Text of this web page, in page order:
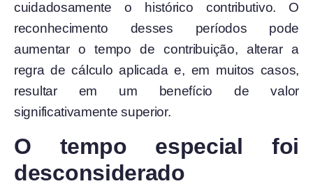
cuidadosamente o histórico contributivo. O
reconhecimento desses períodos pode
aumentar o tempo de contribuição, alterar a
regra de cálculo aplicada e, em muitos casos,
resultar em um benefício de valor
significativamente superior.
O tempo especial foi
desconsiderado